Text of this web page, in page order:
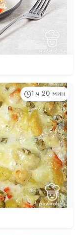
1 ч 20 мин